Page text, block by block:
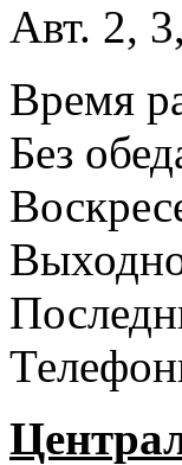
Авт. 2,
Время
Без